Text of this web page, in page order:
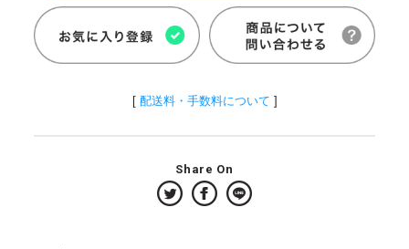
[ 配送料・手数料について ]
Share On